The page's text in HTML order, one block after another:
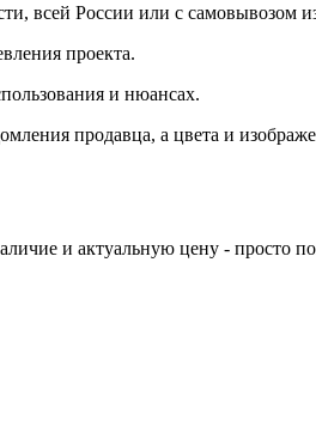
всей России или с самовывозом
проекта.
и нюансах.
продавца, а цвета и
и актуальную цену - просто